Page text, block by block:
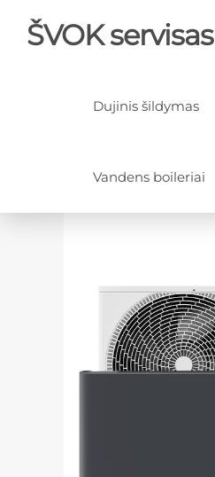
ŠVOK servisas
Dujinis šildymas
Vandens boileriai